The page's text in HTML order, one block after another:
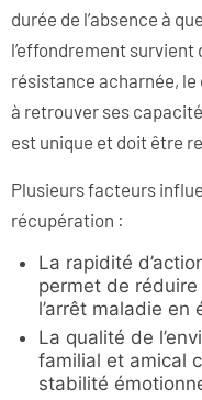
durée de l’absence à
l’effondrement
résistance acharnée,
à retrouver ses
est unique et doit être
Plusieurs facteurs
récupération :
La rapidité
permet de
l’arrêt maladie en
La qualité de
familial et amical
stabilité